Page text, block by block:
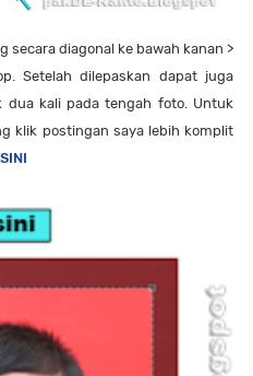
secara diagonal ke bawah kanan >
Setelah dilepaskan dapat juga
dua kali pada tengah foto. Untuk
klik postingan saya lebih komplit
SINI